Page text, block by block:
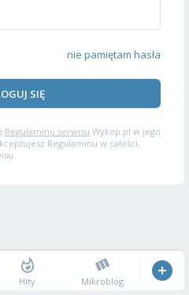
nie pamiętam hasła
SIĘ
Regulaminu serwisu Wykop.pl w jego
Regulaminu w całości,
Hity Mikroblog